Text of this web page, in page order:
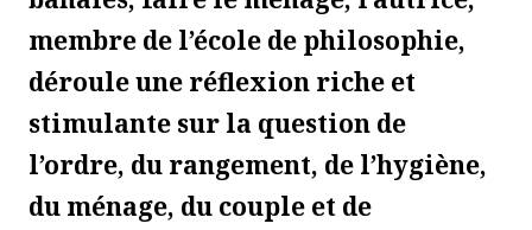
membre de l’école de philosophie,
déroule une réflexion riche et
stimulante sur la question de
l’ordre, du rangement, de l’hygiène,
du ménage, du couple et de